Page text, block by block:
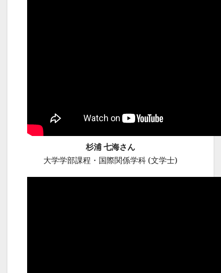
杉浦 七海さん
大学学部課程・国際関係学科 (文学士)